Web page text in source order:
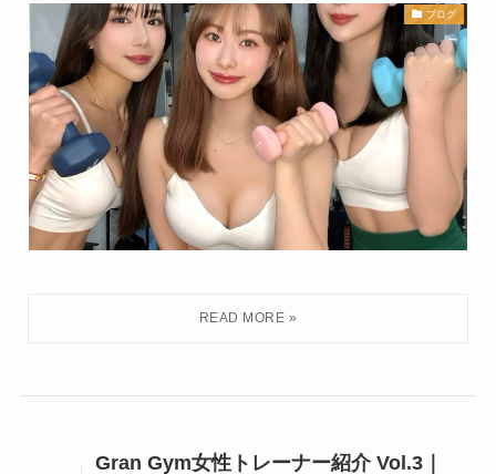
ブログ
Gran Gym女性トレーナー紹介 Vol.3｜